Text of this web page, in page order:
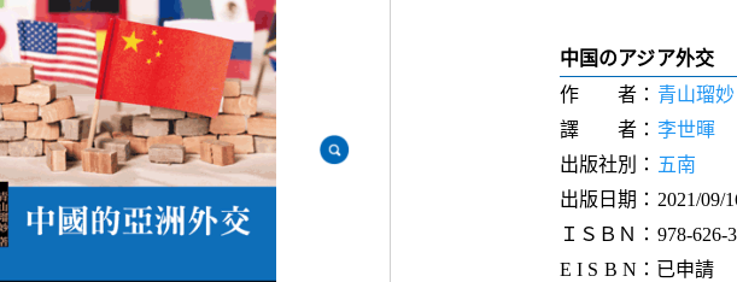
中国のアジア外交
作 者： 青山瑠妙
譯 者： 李世暉
出版社別： 五南
出版日期：2021/09/
ＩＳＢＮ：978-626-
E I S B N：已申請